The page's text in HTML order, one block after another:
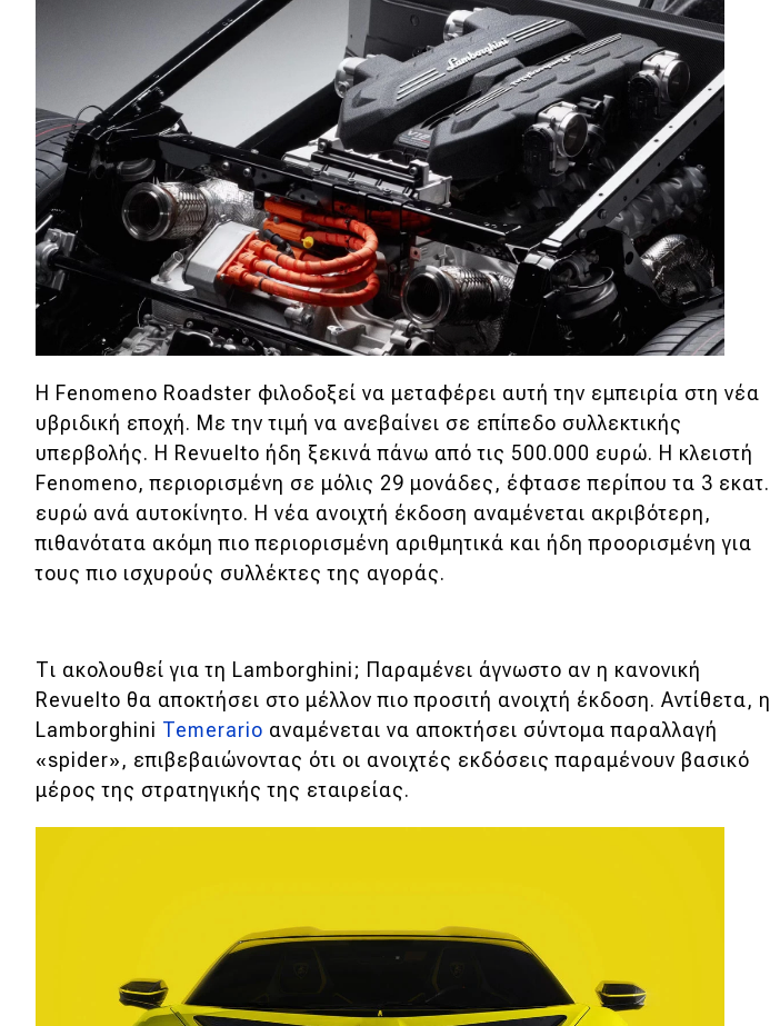
Οδική βοήθεια
eDRIVE
DRIVE USED
Η Fenomeno Roadster φιλοδοξεί να μεταφέρει αυτή την εμπειρία στη νέα
υβριδική εποχή. Με την τιμή να ανεβαίνει σε επίπεδο συλλεκτικής
υπερβολής. Η Revuelto ήδη ξεκινά πάνω από τις 500.000 ευρώ. Η κλειστή
Fenomeno, περιορισμένη σε μόλις 29 μονάδες, έφτασε περίπου τα 3 εκατ.
ευρώ ανά αυτοκίνητο. Η νέα ανοιχτή έκδοση αναμένεται ακριβότερη,
πιθανότατα ακόμη πιο περιορισμένη αριθμητικά και ήδη προορισμένη για
τους πιο ισχυρούς συλλέκτες της αγοράς.
Τι ακολουθεί για τη Lamborghini; Παραμένει άγνωστο αν η κανονική
Revuelto θα αποκτήσει στο μέλλον πιο προσιτή ανοιχτή έκδοση. Αντίθετα, η
Lamborghini Temerario αναμένεται να αποκτήσει σύντομα παραλλαγή
«spider», επιβεβαιώνοντας ότι οι ανοιχτές εκδόσεις παραμένουν βασικό
μέρος της στρατηγικής της εταιρείας.